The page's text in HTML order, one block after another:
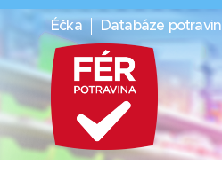
Éčka Databáze potravin